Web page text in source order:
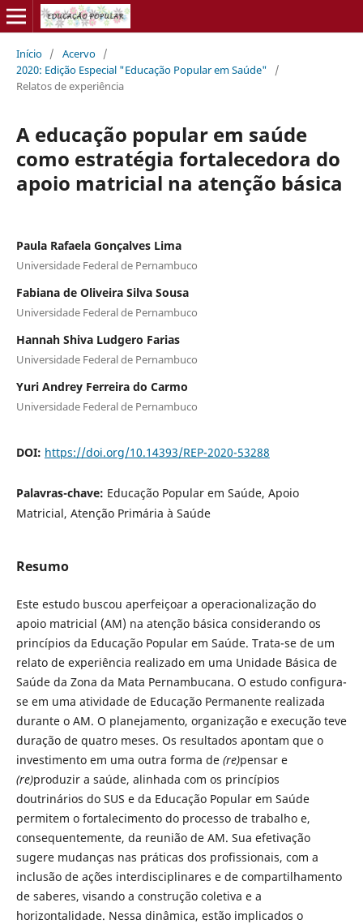
Início / Acervo /
2020: Edição Especial "Educação Popular em Saúde"
/
Relatos de experiência
A educação popular em saúde
como estratégia fortalecedora do
apoio matricial na atenção básica
Paula Rafaela Gonçalves Lima
Universidade Federal de Pernambuco
Fabiana de Oliveira Silva Sousa
Universidade Federal de Pernambuco
Hannah Shiva Ludgero Farias
Universidade Federal de Pernambuco
Yuri Andrey Ferreira do Carmo
Universidade Federal de Pernambuco
DOI: https://doi.org/10.14393/REP-2020-53288
Palavras-chave: Educação Popular em Saúde, Apoio
Matricial, Atenção Primária à Saúde
Resumo
Este estudo buscou aperfeiçoar a operacionalização do
apoio matricial (AM) na atenção básica considerando os
princípios da Educação Popular em Saúde. Trata-se de um
relato de experiência realizado em uma Unidade Básica de
Saúde da Zona da Mata Pernambucana. O estudo configura-
se em uma atividade de Educação Permanente realizada
durante o AM. O planejamento, organização e execução teve
duração de quatro meses. Os resultados apontam que o
investimento em uma outra forma de (re)pensar e
(re)produzir a saúde, alinhada com os princípios
doutrinários do SUS e da Educação Popular em Saúde
permitem o fortalecimento do processo de trabalho e,
consequentemente, da reunião de AM. Sua efetivação
sugere mudanças nas práticas dos profissionais, com a
inclusão de ações interdisciplinares e de compartilhamento
de saberes, visando a construção coletiva e a
horizontalidade. Nessa dinâmica, estão implicados o